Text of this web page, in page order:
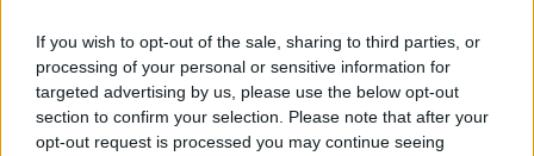
If you wish to opt-out of the sale, sharing to third parties, or
processing of your personal or sensitive information for
targeted advertising by us, please use the below opt-out
section to confirm your selection. Please note that after your
opt-out request is processed you may continue seeing
Székesfehérváron és Fejér vármegye több városában
2024.02.20
Helyi hírek